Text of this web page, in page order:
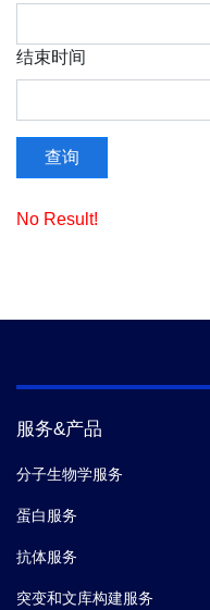
结束时间
查询
No Result!
服务&产品
分子生物学服务
蛋白服务
抗体服务
突变和文库构建服务